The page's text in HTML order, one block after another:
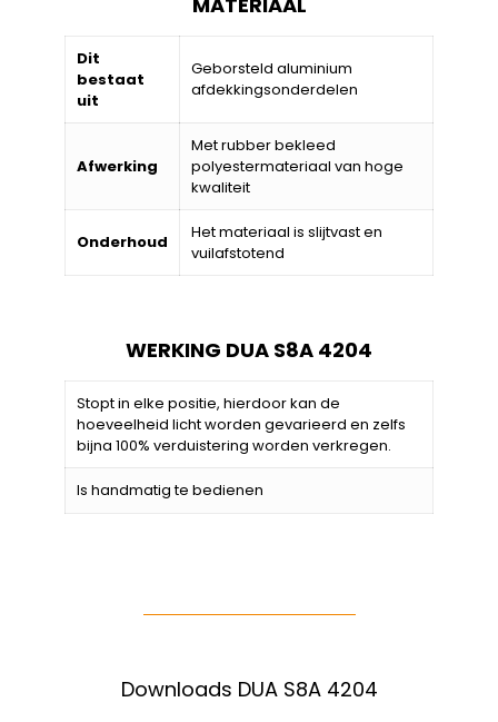
Dit
bestaat
uit
Geborsteld aluminium
afdekkingsonderdelen
Afwerking
Met rubber bekleed
polyestermateriaal van hoge
kwaliteit
Onderhoud
Het materiaal is slijtvast en
vuilafstotend
WERKING DUA S8A 4204
Stopt in elke positie, hierdoor kan de
hoeveelheid licht worden gevarieerd en zelfs
bijna 100% verduistering worden verkregen.
Is handmatig te bedienen
Downloads DUA S8A 4204